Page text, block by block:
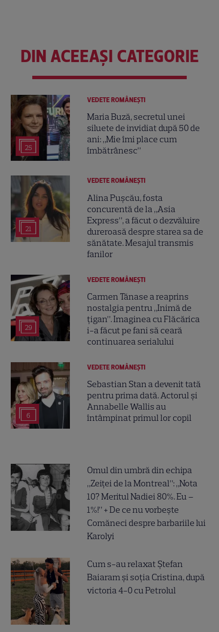
DIN ACEEAȘI CATEGORIE
25
VEDETE ROMÂNEŞTI
Maria Buză, secretul unei
siluete de invidiat după 50 de
ani: „Mie îmi place cum
îmbătrânesc”
21
VEDETE ROMÂNEŞTI
Alina Pușcău, fosta
concurentă de la „Asia
Express”, a făcut o dezvăluire
dureroasă despre starea sa de
sănătate. Mesajul transmis
fanilor
29
VEDETE ROMÂNEŞTI
Carmen Tănase a reaprins
nostalgia pentru „Inimă de
țigan”. Imaginea cu Flăcărica
i-a făcut pe fani să ceară
continuarea serialului
6
VEDETE ROMÂNEŞTI
Sebastian Stan a devenit tată
pentru prima dată. Actorul și
Annabelle Wallis au
întâmpinat primul lor copil
Omul din umbră din echipa
„Zeiței de la Montreal”: „Nota
10? Meritul Nadiei 80%. Eu –
1%!” + De ce nu vorbește
Comăneci despre barbariile lui
Karolyi
Cum s-au relaxat Ștefan
Baiaram și soția Cristina, după
victoria 4-0 cu Petrolul